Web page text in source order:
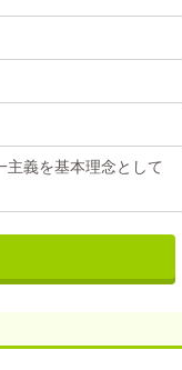
義を基本理念として